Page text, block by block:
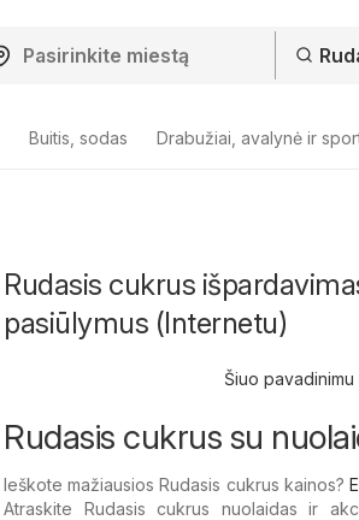
Buitis, sodas Drabužiai, avalynė ir
Rudasis cukrus
pasiūlymus (Internetu)
Šiuo
Rudasis cukrus su
Ieškote mažiausios Rudasis cukrus kainos?
Atraskite Rudasis cukrus nuolaidas ir